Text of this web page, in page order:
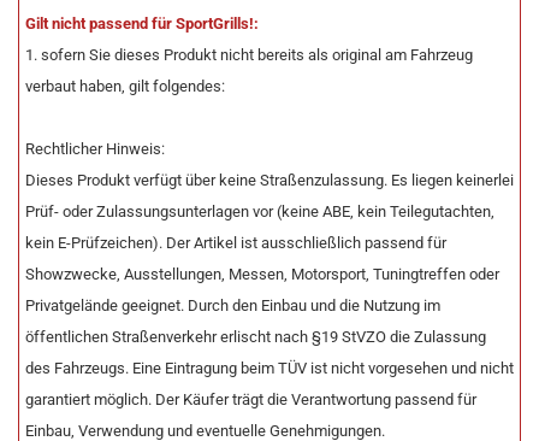
Gilt nicht passend für SportGrills!:
1. sofern Sie dieses Produkt nicht bereits als original am Fahrzeug
verbaut haben, gilt folgendes:
Rechtlicher Hinweis:
Dieses Produkt verfügt über keine Straßenzulassung. Es liegen keinerlei
Prüf- oder Zulassungsunterlagen vor (keine ABE, kein Teilegutachten,
kein E-Prüfzeichen). Der Artikel ist ausschließlich passend für
Showzwecke, Ausstellungen, Messen, Motorsport, Tuningtreffen oder
Privatgelände geeignet. Durch den Einbau und die Nutzung im
öffentlichen Straßenverkehr erlischt nach §19 StVZO die Zulassung
des Fahrzeugs. Eine Eintragung beim TÜV ist nicht vorgesehen und nicht
garantiert möglich. Der Käufer trägt die Verantwortung passend für
Einbau, Verwendung und eventuelle Genehmigungen.